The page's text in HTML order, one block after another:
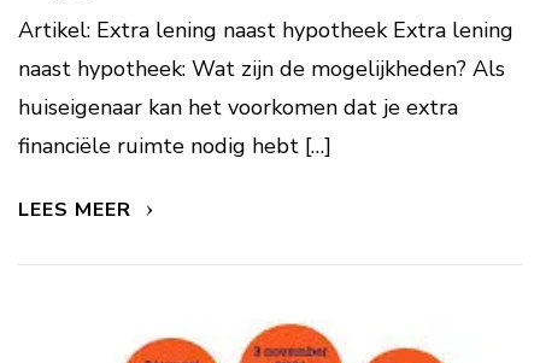
Artikel: Extra lening naast hypotheek Extra lening
naast hypotheek: Wat zijn de mogelijkheden? Als
huiseigenaar kan het voorkomen dat je extra
financiële ruimte nodig hebt […]
LEES MEER